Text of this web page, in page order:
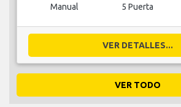
Manual 5 Puerta
VER DETALLES...
VER TODO